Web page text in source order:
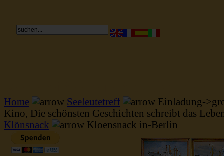
Home Seeleutetreff
Einladung-
Kino, Die schönsten Geschichten schreibt das
Klönsnack
Kloensnack in-Berlin